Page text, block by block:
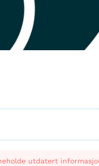
utdatert